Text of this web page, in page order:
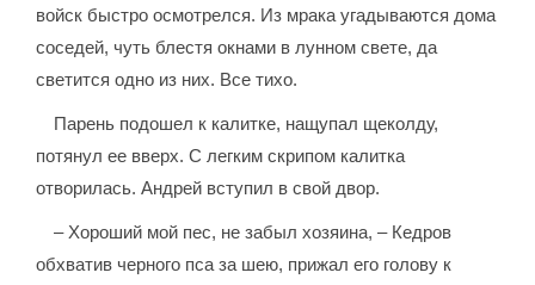
войск быстро осмотрелся. Из мрака угадываются дома
соседей, чуть блестя окнами в лунном свете, да
светится одно из них. Все тихо.
Парень подошел к калитке, нащупал щеколду,
потянул ее вверх. С легким скрипом калитка
отворилась. Андрей вступил в свой двор.
– Хороший мой пес, не забыл хозяина, – Кедров
обхватив черного пса за шею, прижал его голову к